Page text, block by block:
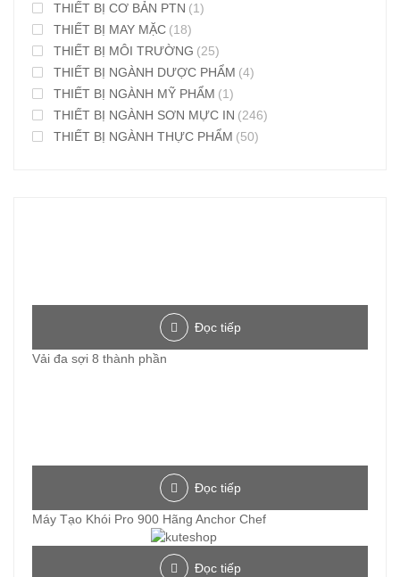
THIẾT BỊ CƠ BẢN PTN (1)
THIẾT BỊ MAY MẶC (18)
THIẾT BỊ MÔI TRƯỜNG (25)
THIẾT BỊ NGÀNH DƯỢC PHẨM (4)
THIẾT BỊ NGÀNH MỸ PHẨM (1)
THIẾT BỊ NGÀNH SƠN MỰC IN (246)
THIẾT BỊ NGÀNH THỰC PHẨM (50)
Đọc tiếp
Vải đa sợi 8 thành phần
Đọc tiếp
Máy Tạo Khói Pro 900 Hãng Anchor Chef
Đọc tiếp